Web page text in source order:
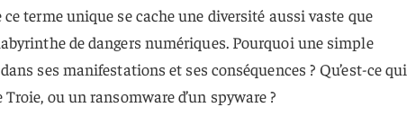
terme unique se cache une diversité aussi vaste que
de dangers numériques. Pourquoi une simple
ses manifestations et ses conséquences ? Qu’est-ce qui
ou un ransomware d’un spyware ?